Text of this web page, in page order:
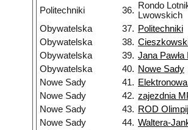
Politechniki
36. Rondo
Lwowskich
Obywatelska
37. Politechniki
Obywatelska
38.
Obywatelska
39. Jana Pawła II
Obywatelska
40. Nowe Sady
Nowe Sady
41.
Nowe Sady
42. zajezdnia
Nowe Sady
43. ROD
Nowe Sady
44. Waltera-